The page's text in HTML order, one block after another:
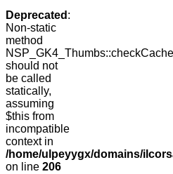
Deprecated :
Non-static
method
should not
be called
statically,
assuming
$this from
incompatible
context in
/home/ulpeyygx/domains/
on line 206